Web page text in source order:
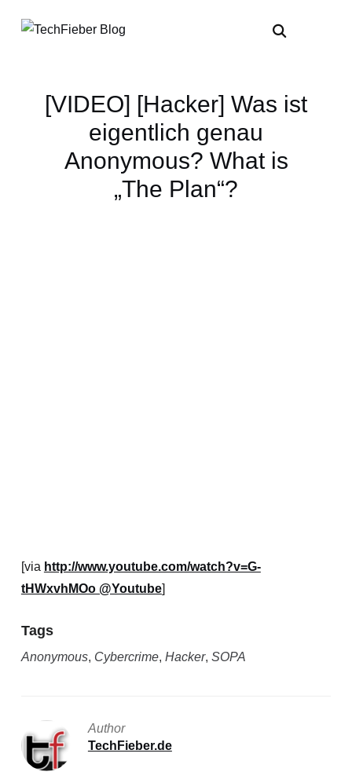
[VIDEO] [Hacker] Was ist
eigentlich genau
Anonymous? What is
„The Plan“?
[via http://www.youtube.com/watch?v=G-
tHWxvhMOo @Youtube]
Tags
Anonymous, Cybercrime, Hacker, SOPA
Author
TechFieber.de